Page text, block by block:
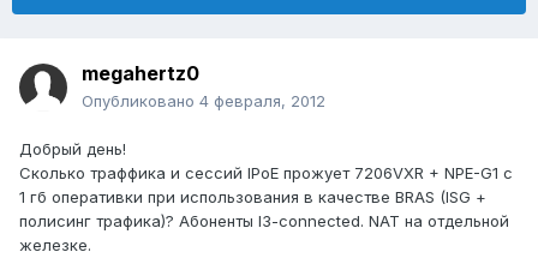
megahertz0
Опубликовано 4 февраля, 2012
Добрый день!
Сколько траффика и сессий IPoE прожует 7206VXR + NPE-G1 с
1 гб оперативки при использования в качестве BRAS (ISG +
полисинг трафика)? Абоненты l3-connected. NAT на отдельной
железке.